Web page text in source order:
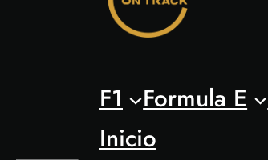
F1 Formula E
Inicio